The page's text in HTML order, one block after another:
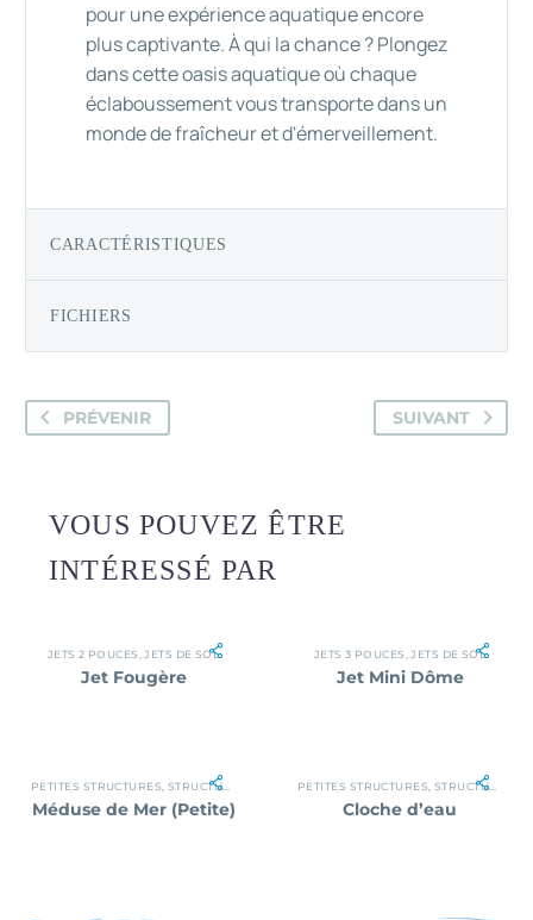
pour une expérience aquatique encore
plus captivante. À qui la chance ? Plongez
dans cette oasis aquatique où chaque
éclaboussement vous transporte dans un
monde de fraîcheur et d'émerveillement.
CARACTÉRISTIQUES
FICHIERS
PRÉVENIR SUIVANT
VOUS POUVEZ ÊTRE
INTÉRESSÉ PAR
JETS 2 POUCES JETS DE SOL
Jet Fougère
JETS 3 POUCES JETS DE SOL
Jet Mini Dôme
PETITES STRUCTURES ,STRUCTURES
Méduse de Mer (Petite)
PETITES STRUCTURES ,STRUCTURES
Cloche d’eau